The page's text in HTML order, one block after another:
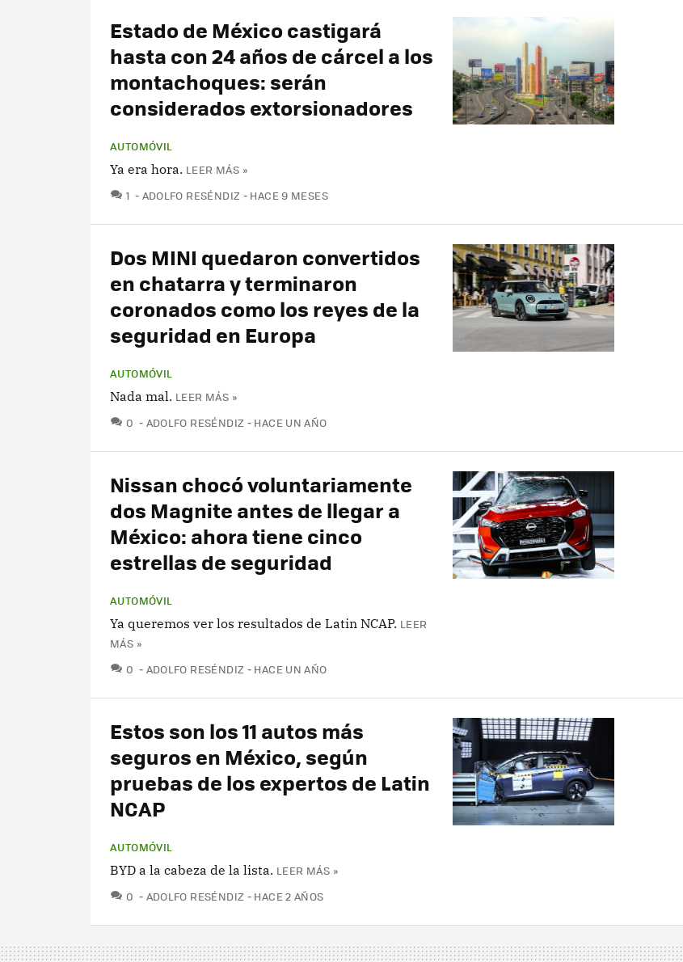
Estado de México castigará
hasta con 24 años de cárcel a los
montachoques: serán
considerados extorsionadores
AUTOMÓVIL
Ya era hora. LEER MÁS »
1 COMENTARIOS
ADOLFO RESÉNDIZ HACE 9 MESES
Dos MINI quedaron convertidos
en chatarra y terminaron
coronados como los reyes de la
seguridad en Europa
AUTOMÓVIL
Nada mal. LEER MÁS »
0 COMENTARIOS
ADOLFO RESÉNDIZ HACE UN AÑO
Nissan chocó voluntariamente
dos Magnite antes de llegar a
México: ahora tiene cinco
estrellas de seguridad
AUTOMÓVIL
Ya queremos ver los resultados de Latin NCAP. LEER
MÁS »
0 COMENTARIOS
ADOLFO RESÉNDIZ HACE UN AÑO
Estos son los 11 autos más
seguros en México, según
pruebas de los expertos de Latin
NCAP
AUTOMÓVIL
BYD a la cabeza de la lista. LEER MÁS »
0 COMENTARIOS
ADOLFO RESÉNDIZ HACE 2 AÑOS